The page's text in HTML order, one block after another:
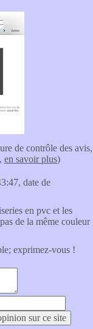
de contrôle des avis,
en savoir plus)
date de
en pvc et les
de la même couleur
exprimez-vous !